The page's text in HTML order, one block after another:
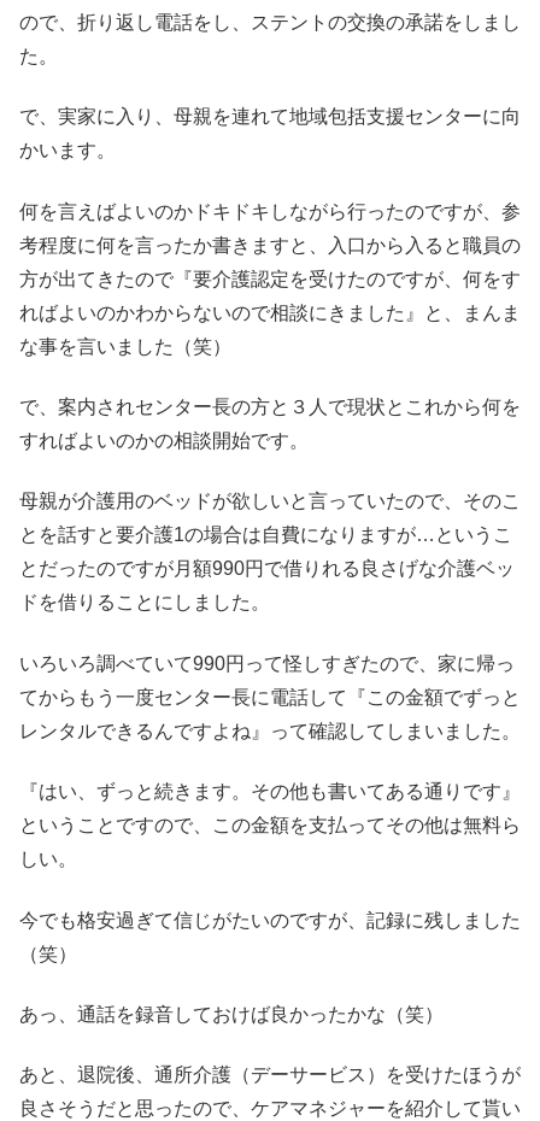
ので、折り返し電話をし、ステントの交換の承諾をしまし
た。
で、実家に入り、母親を連れて地域包括支援センターに向
かいます。
何を言えばよいのかドキドキしながら行ったのですが、参
考程度に何を言ったか書きますと、入口から入ると職員の
方が出てきたので『要介護認定を受けたのですが、何をす
ればよいのかわからないので相談にきました』と、まんま
な事を言いました（笑）
で、案内されセンター長の方と３人で現状とこれから何を
すればよいのかの相談開始です。
母親が介護用のベッドが欲しいと言っていたので、そのこ
とを話すと要介護1の場合は自費になりますが…というこ
とだったのですが月額990円で借りれる良さげな介護ベッ
ドを借りることにしました。
いろいろ調べていて990円って怪しすぎたので、家に帰っ
てからもう一度センター長に電話して『この金額でずっと
レンタルできるんですよね』って確認してしまいました。
『はい、ずっと続きます。その他も書いてある通りです』
ということですので、この金額を支払ってその他は無料ら
しい。
今でも格安過ぎて信じがたいのですが、記録に残しました
（笑）
あっ、通話を録音しておけば良かったかな（笑）
あと、退院後、通所介護（デーサービス）を受けたほうが
良さそうだと思ったので、ケアマネジャーを紹介して貰い